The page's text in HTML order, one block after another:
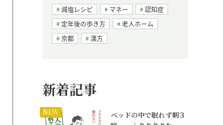
減塩レシピ
マネー
認知症
定年後の歩き方
老人ホーム
京都
漢方
新着記事
NEW
ベッドの中で眠れず朝３